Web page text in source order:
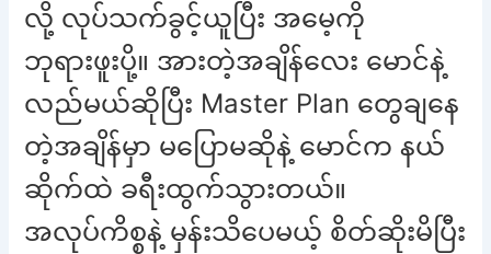
လို့ လုပ်သက်ခွင့်ယူပြီး အမေ့ကို
ဘုရားဖူးပို့။ အားတဲ့အချိန်လေး မောင်နဲ့
လည်မယ်ဆိုပြီး Master Plan တွေချနေ
တဲ့အချိန်မှာ မပြောမဆိုနဲ့ မောင်က နယ်
ဆိုက်ထဲ ခရီးထွက်သွားတယ်။
အလုပ်ကိစ္စနဲ့ မှန်းသိပေမယ့် စိတ်ဆိုးမိပြီး